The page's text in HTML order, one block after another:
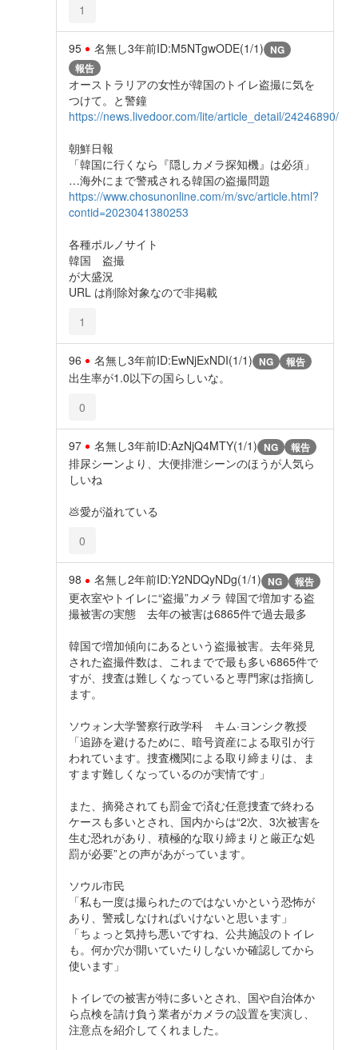
1
95 名無し3年前ID:M5NTgwODE(1/1) NG
報告
オーストラリアの女性が韓国のトイレ盗撮に気を
つけて。と警鐘
https://news.livedoor.com/lite/article_detail/24246890/
朝鮮日報
「韓国に行くなら『隠しカメラ探知機』は必須」
…海外にまで警戒される韓国の盗撮問題
https://www.chosunonline.com/m/svc/article.html?
contid=2023041380253
各種ポルノサイト
韓国 盗撮
が大盛況
URL は削除対象なので非掲載
1
96 名無し3年前ID:EwNjExNDI(1/1) NG 報告
出生率が1.0以下の国らしいな。
0
97 名無し3年前ID:AzNjQ4MTY(1/1) NG 報告
排尿シーンより、大便排泄シーンのほうが人気ら
しいね
💩愛が溢れている
0
98 名無し2年前ID:Y2NDQyNDg(1/1) NG 報告
更衣室やトイレに“盗撮”カメラ 韓国で増加する盗
撮被害の実態 去年の被害は6865件で過去最多
韓国で増加傾向にあるという盗撮被害。去年発見
された盗撮件数は、これまでで最も多い6865件で
すが、捜査は難しくなっていると専門家は指摘し
ます。
ソウォン大学警察行政学科 キム·ヨンシク教授
「追跡を避けるために、暗号資産による取引が行
われています。捜査機関による取り締まりは、ま
すます難しくなっているのが実情です」
また、摘発されても罰金で済む任意捜査で終わる
ケースも多いとされ、国内からは“2次、3次被害を
生む恐れがあり、積極的な取り締まりと厳正な処
罰が必要”との声があがっています。
ソウル市民
「私も一度は撮られたのではないかという恐怖が
あり、警戒しなければいけないと思います」
「ちょっと気持ち悪いですね、公共施設のトイレ
も。何か穴が開いていたりしないか確認してから
使います」
トイレでの被害が特に多いとされ、国や自治体か
ら点検を請け負う業者がカメラの設置を実演し、
注意点を紹介してくれました。